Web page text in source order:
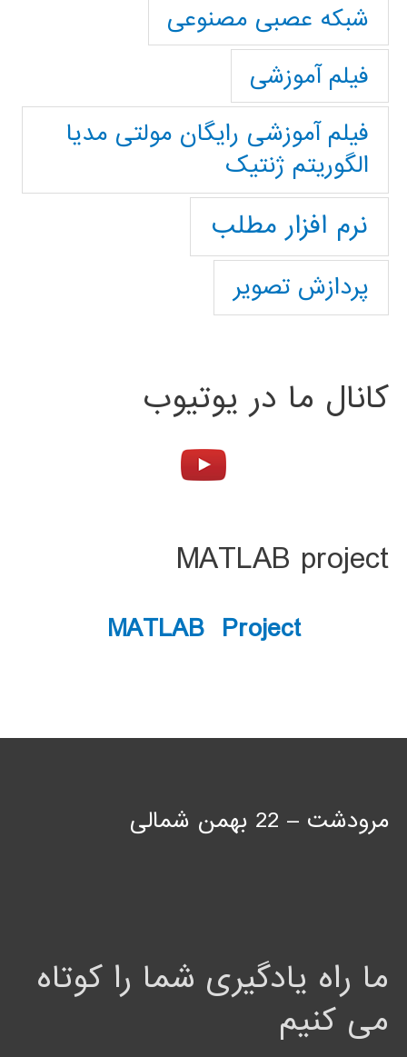
شبکه عصبی مصنوعی
فیلم آموزشی
فیلم آموزشی رایگان مولتی مدیا
الگوریتم ژنتیک
نرم افزار مطلب
پردازش تصویر
کانال ما در یوتیوب
MATLAB project
MATLAB Project
مرودشت – 22 بهمن شمالی
ما راه یادگیری شما را کوتاه
می کنیم